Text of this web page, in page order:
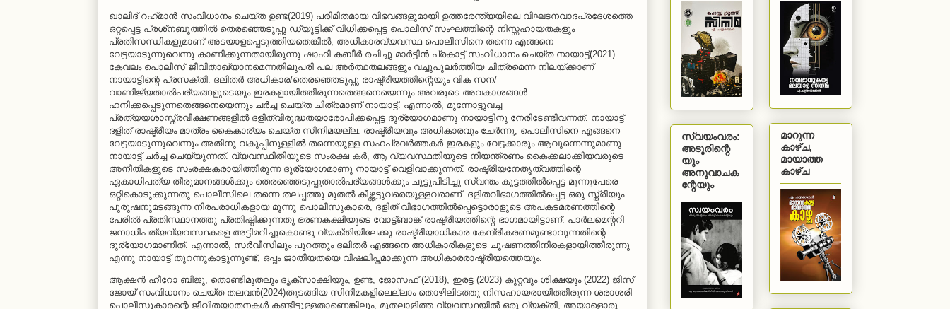
ഖാലിദ് റഹ്‌മാന്‍ സംവിധാനം ചെയ്ത ഉണ്ട(2019) പരിമിതമായ വിഭവങ്ങളുമായി ഉത്തരേന്ത്യയിലെ വിഘടനവാദപ്രദേശത്തെ
ഒറ്റപ്പെട്ട പ്രശ്‌നബൂത്തില്‍ തെരഞ്ഞെടുപ്പു ഡ്യൂട്ടിക്ക് വിധിക്കപ്പെട്ട പൊലീസ് സംഘത്തിന്റെ നിസ്സഹായതകളും
പ്രതിസന്ധികളുമാണ് അടയാളപ്പെടുത്തിയതെങ്കില്‍, അധികാരവ്യവസ്ഥ പൊലീസിനെ തന്നെ എങ്ങനെ
വേട്ടയാടുന്നുവെന്നു കാണിക്കുന്നതായിരുന്നു ഷാഹി കബീര്‍ രചിച്ചു മാര്‍ട്ടിന്‍ പ്രകാട്ട് സംവിധാനം ചെയ്ത നായാട്ട്(2021).
കേവലം പൊലീസ് ജീവിതാഖ്യാനമെന്നതിലുപരി പല അര്‍ത്ഥതലങ്ങളും വച്ചുപുലര്‍ത്തിയ ചിത്രമെന്ന നിലയ്ക്കാണ്
നായാട്ടിന്റെ പ്രസക്തി. ദലിതര്‍ അധികാര/തെരഞ്ഞെടുപ്പു രാഷ്ട്രീയത്തിന്റെയും വിക സന/
വാണിജ്യതാല്‍പര്യങ്ങളുടെയും ഇരകളായിത്തീരുന്നതെങ്ങനെയെന്നും അവരുടെ അവകാശങ്ങള്‍
ഹനിക്കപ്പെടുന്നതെങ്ങനെയെന്നും ചര്‍ച്ച ചെയ്ത ചിത്രമാണ് നായാട്ട്. എന്നാല്‍, മുന്നോട്ടുവച്ച
പ്രത്യയശാസ്ത്രവീക്ഷണങ്ങളില്‍ ദളിത്‌വിരുദ്ധതയാരോപിക്കപ്പെട്ട ദുര്യോഗമാണു നായാട്ടിനു നേരിടേണ്ടിവന്നത്. നായാട്ട്
ദളിത് രാഷ്ട്രീയം മാത്രം കൈകാര്യം ചെയ്ത സിനിമയല്ല. രാഷ്ട്രീയവും അധികാരവും ചേര്‍ന്നു, പൊലീസിനെ എങ്ങനെ
വേട്ടയാടുന്നുവെന്നും അതിനു വകുപ്പിനുള്ളില്‍ തന്നെയുള്ള സഹപ്രവര്‍ത്തകര്‍ ഇരകളും വേട്ടക്കാരും ആവുന്നെന്നുമാണു
നായാട്ട് ചര്‍ച്ച ചെയ്യുന്നത്. വ്യവസ്ഥിതിയുടെ സംരക്ഷ കര്‍, ആ വ്യവസ്ഥതിയുടെ നിയന്ത്രണം കൈക്കലാക്കിയവരുടെ
അനീതികളുടെ സംരക്ഷകരായിത്തീരുന്ന ദുര്യോഗമാണു നായാട്ട് വെളിവാക്കുന്നത്. രാഷ്ട്രീയനേതൃത്വത്തിന്റെ
ഏകാധിപത്യ തീരുമാനങ്ങള്‍ക്കും തെരഞ്ഞെടുപ്പുതാല്‍പര്യങ്ങള്‍ക്കും ചൂട്ടുപിടിച്ചു സ്വന്തം കൂട്ടത്തില്‍പ്പെട്ട മൂന്നുപേരെ
ഒറ്റികൊടുക്കുന്നതു പൊലീസിലെ തന്നെ തലപ്പത്തു മുതല്‍ കീഴ്ത്തട്ടുവരെയുള്ളവരാണ്. ദളിതവിഭാഗത്തില്‍പ്പെട്ട ഒരു സ്ത്രീയും
പുരുഷനുമടങ്ങുന്ന നിരപരാധികളായ മൂന്നു പൊലീസുകാരെ, ദളിത് വിഭാഗത്തില്‍പ്പെട്ടൊരാളുടെ അപകടമരണത്തിന്റെ
പേരില്‍ പ്രതിസ്ഥാനത്തു പ്രതിഷ്ഠിക്കുന്നതു ഭരണകക്ഷിയുടെ വോട്ട്ബാങ്ക് രാഷ്ട്രീയത്തിന്റെ ഭാഗമായിട്ടാണ്. പാര്‍ലമെന്ററി
ജനാധിപത്യവ്യവസ്ഥകളെ അട്ടിമറിച്ചുകൊണ്ടു വ്യക്തിയിലേക്കു രാഷ്ട്രീയാധികാര കേന്ദ്രീകരണമുണ്ടാവുന്നതിന്റെ
ദുര്യോഗമാണിത്. എന്നാല്‍, സര്‍വീസിലും പുറത്തും ദലിതര്‍ എങ്ങനെ അധികാരികളുടെ ചൂഷണത്തിനിരകളായിത്തീരുന്നു
എന്നു നായാട്ട് തുറന്നുകാട്ടുന്നുണ്ട്, ഒപ്പം ജാതീയതയെ വിഷലിപ്തമാക്കുന്ന അധികാരരാഷ്ട്രീയത്തെയും.
ആക്ഷന്‍ ഹീറോ ബിജു, തൊണ്ടിമുതലും ദൃക്‌സാക്ഷിയും, ഉണ്ട, ജോസഫ് (2018), ഇരട്ട (2023) കുറ്റവും ശിക്ഷയും (2022) ജിസ്
ജോയ് സംവിധാനം ചെയ്ത തലവന്‍(2024)തുടങ്ങിയ സിനിമകളിലെല്ലാം തൊഴിലിടത്തു നിസഹായരായിത്തീരുന്ന ശരാശരി
പൊലീസുകാരന്റെ ജീവിതയാതനകള്‍ കണ്ടിട്ടുള്ളതാണെങ്കിലും, മുതലാളിത്ത വ്യവസ്ഥയില്‍ ഒരു വ്യക്തി, അയാളൊരു
സ്വയംവരം:
അടൂരിന്റെ
യും
അനുവാചക
ന്റേയും
മാറുന്ന
കാഴ്ച,
മായാത്ത
കാഴ്ച